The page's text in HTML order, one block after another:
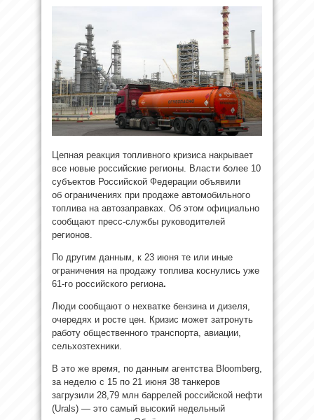
Цепная реакция топливного кризиса накрывает
все новые российские регионы. Власти более 10
субъектов Российской Федерации объявили
об ограничениях при продаже автомобильного
топлива на автозаправках. Об этом официально
сообщают пресс-службы руководителей
регионов.
По другим данным, к 23 июня те или иные
ограничения на продажу топлива коснулись уже
61-го российского региона.
Люди сообщают о нехватке бензина и дизеля,
очередях и росте цен. Кризис может затронуть
работу общественного транспорта, авиации,
сельхозтехники.
В это же время, по данным агентства Bloomberg,
за неделю с 15 по 21 июня 38 танкеров
загрузили 28,79 млн баррелей российской нефти
(Urals) — это самый высокий недельный